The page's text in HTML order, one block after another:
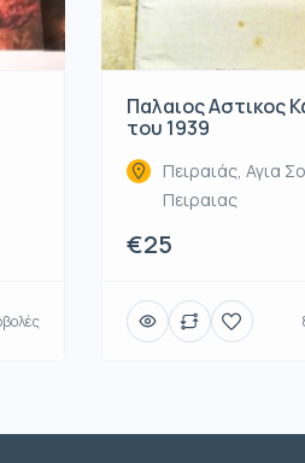
Παλαιος Αστικος
του 1939
Πειραιάς, Αγια
Πειραιας
€25